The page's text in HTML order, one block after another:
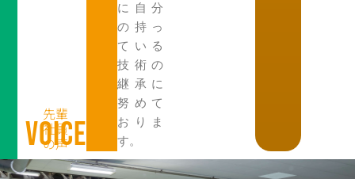
VOICE
先輩
社員
の声
に自分
の持っ
ている
技術の
継承に
努めて
おりま
す。